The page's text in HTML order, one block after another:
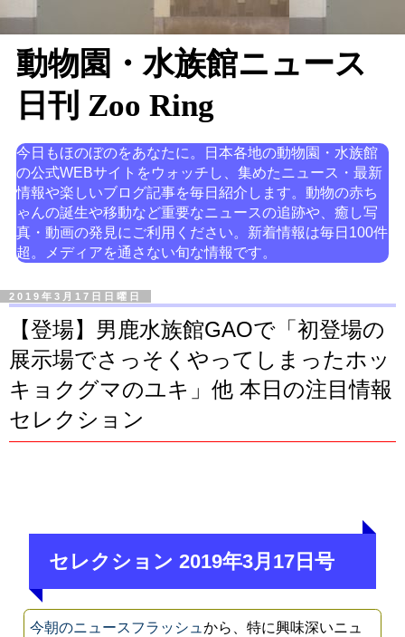
動物園・水族館ニュース
日刊 Zoo Ring
今日もほのぼのをあなたに。日本各地の動物園・水族館
の公式WEBサイトをウォッチし、集めたニュース・最新
情報や楽しいブログ記事を毎日紹介します。動物の赤ち
ゃんの誕生や移動など重要なニュースの追跡や、癒し写
真・動画の発見にご利用ください。新着情報は毎日100件
超。メディアを通さない旬な情報です。
2019年3月17日日曜日
【登場】男鹿水族館GAOで「初登場の
展示場でさっそくやってしまったホッ
キョクグマのユキ」他 本日の注目情報
セレクション
セレクション 2019年3月17日号
今朝のニュースフラッシュから、特に興味深いニュ